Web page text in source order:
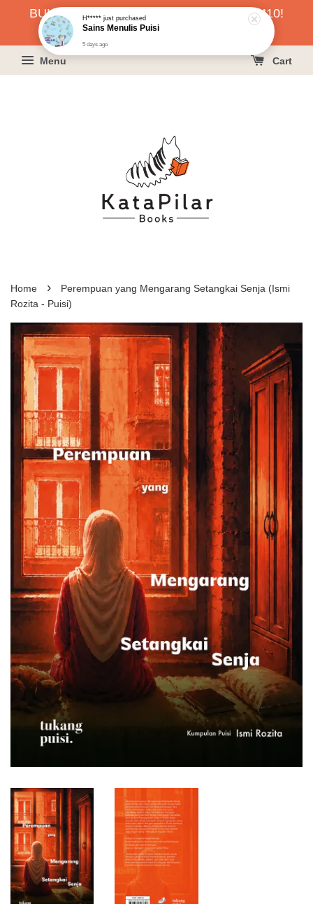
BUKU HARGA RAHMAH SERENDAH RM10!
KLIK SINI UNTUK PESAN!
Menu Cart
Home ›
Perempuan yang Mengarang Setangkai Senja (Ismi
Rozita - Puisi)
H*****just purchased
Sains Menulis Puisi
5 days ago